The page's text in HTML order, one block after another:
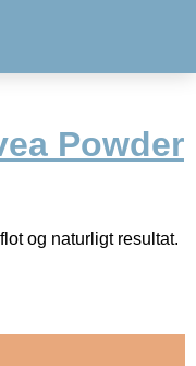
Powder
og naturligt resultat.